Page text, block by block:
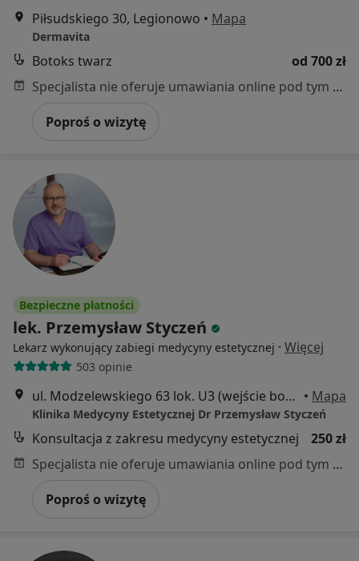
Piłsudskiego 30, Legionowo • Mapa
Dermavita
Botoks twarz
od 700 zł
Specjalista nie oferuje umawiania online pod tym adresem.
Poproś o wizytę
Bezpieczne płatności
lek. Przemysław Styczeń
Lekarz wykonujący zabiegi medycyny estetycznej · Więcej
503 opinie
ul. Modzelewskiego 63 lok. U3 (wejście boczne za wjazdem do garażu), Warszawa • Mapa
Klinika Medycyny Estetycznej Dr Przemysław Styczeń
Konsultacja z zakresu medycyny estetycznej
250 zł
Specjalista nie oferuje umawiania online pod tym adresem.
Poproś o wizytę